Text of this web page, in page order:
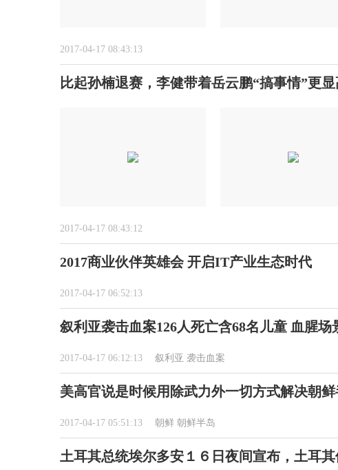
2017-04-17 08:43:13
比起孙楠退赛，李健带着岳云鹏“搞事情”更
2017-04-17 08:43:12
2017商业伙伴英雄会 开启IT产业生态时代
2017-04-17 06:52:13
叙利亚袭击血案126人死亡含68名儿童 血腥场
2017-04-17 06:12:13 叙利亚 袭击血案
美高官说是时候用除武力外一切方式解决朝
2017-04-17 05:51:13 朝鲜 朝鲜半岛
土耳其总统埃尔多安１６日夜间宣布，土耳